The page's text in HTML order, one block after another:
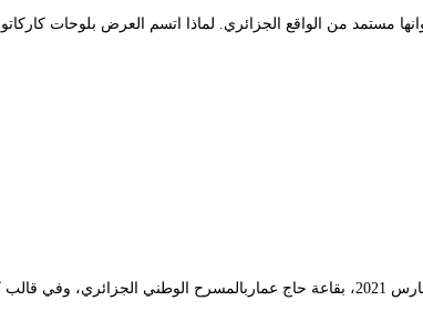
مستمد من الواقع الجزائري. لماذا اتسم العرض بلوحات
قدم توفيق مزعاش عرض من نوع ألوان مان شو، عنوانه “مووهديزاد”، من انتاج تعاونية الثقافية فنون وثقافة من سطيف، يوم الخميس 18 مارس 2021، بقاعة حاج